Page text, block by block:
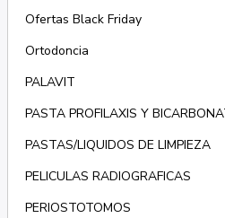
Ofertas Black Friday
Ortodoncia
PALAVIT
PASTA PROFILAXIS Y
PASTAS/LIQUIDOS DE LIMPIEZA
PELICULAS RADIOGRAFICAS
PERIOSTOTOMOS